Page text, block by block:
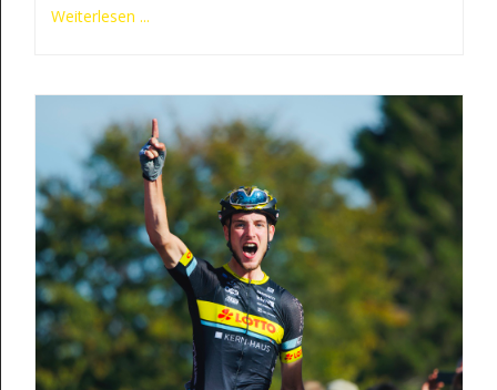
Weiterlesen ...